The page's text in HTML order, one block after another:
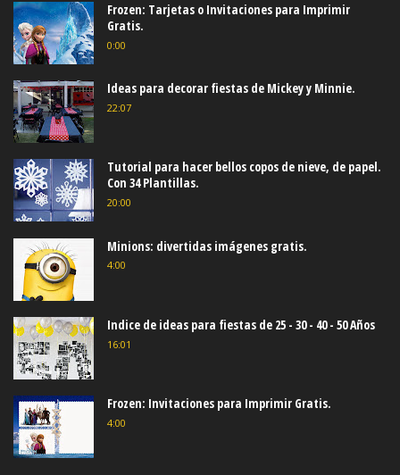
Frozen: Tarjetas o Invitaciones para Imprimir
Gratis.
0:00
Ideas para decorar fiestas de Mickey y Minnie.
22:07
Tutorial para hacer bellos copos de nieve, de papel.
Con 34 Plantillas.
20:00
Minions: divertidas imágenes gratis.
4:00
Indice de ideas para fiestas de 25 - 30 - 40 - 50 Años
16:01
Frozen: Invitaciones para Imprimir Gratis.
4:00